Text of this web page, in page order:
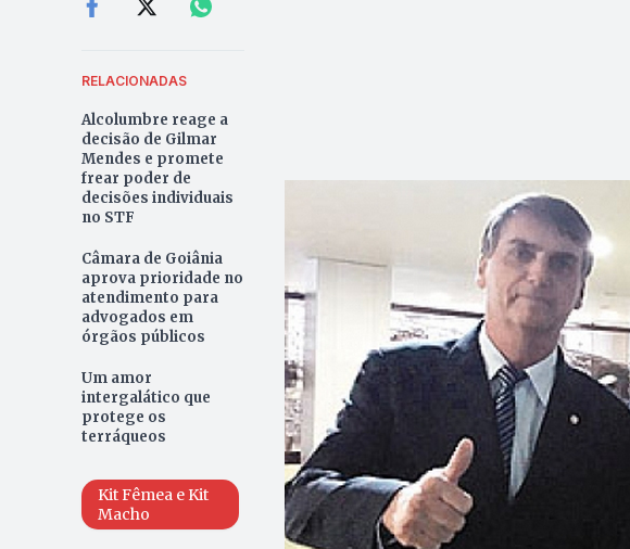
RELACIONADAS
Alcolumbre reage a
decisão de Gilmar
Mendes e promete
frear poder de
decisões individuais
no STF
Câmara de Goiânia
aprova prioridade no
atendimento para
advogados em
órgãos públicos
Um amor
intergalático que
protege os
terráqueos
Kit Fêmea e Kit
Macho